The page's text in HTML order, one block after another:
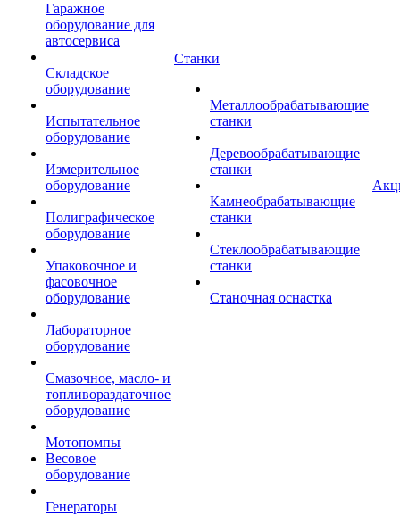
Гаражное
оборудование для
автосервиса
Складское
оборудование
Испытательное
оборудование
Измерительное
оборудование
Полиграфическое
оборудование
Упаковочное и
фасовочное
оборудование
Лабораторное
оборудование
Смазочное, масло- и
топливораздаточное
оборудование
Мотопомпы
Весовое
оборудование
Генераторы
Станки
Металлообрабатывающие
станки
Деревообрабатывающие
станки
Камнеобрабатывающие
станки
Стеклообрабатывающие
станки
Станочная оснастка